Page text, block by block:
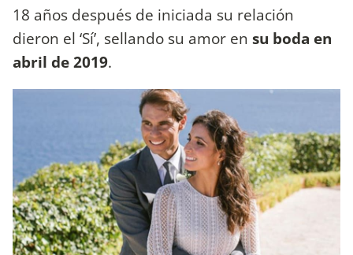
18 años después de iniciada su relación
dieron el ‘Sí’, sellando su amor en su boda en
abril de 2019.